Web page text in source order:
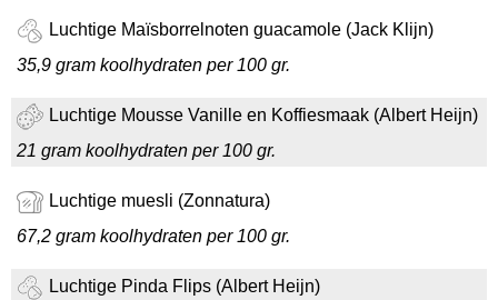
Luchtige Maïsborrelnoten guacamole (Jack Klijn)
35,9 gram koolhydraten per 100 gr.
Luchtige Mousse Vanille en Koffiesmaak (Albert Heijn)
21 gram koolhydraten per 100 gr.
Luchtige muesli (Zonnatura)
67,2 gram koolhydraten per 100 gr.
Luchtige Pinda Flips (Albert Heijn)